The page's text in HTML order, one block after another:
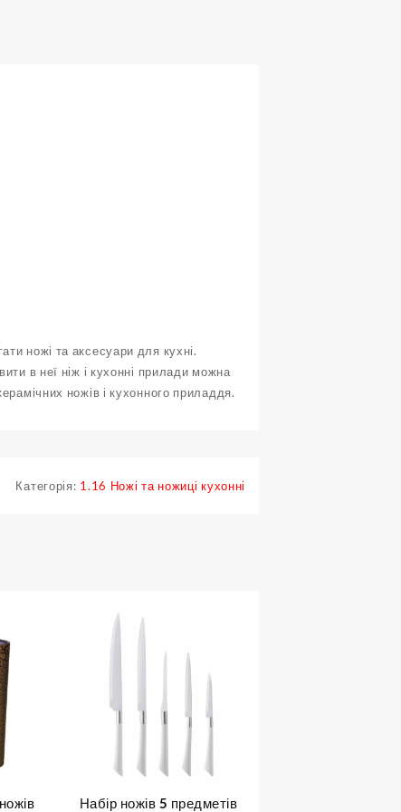
ножі та аксесуари для кухні.
в неї ніж і кухонні прилади можна
ножів і кухонного приладдя.
Категорія: 1.16 Ножі та ножиці кухонні
Набір ножів 5 предметів